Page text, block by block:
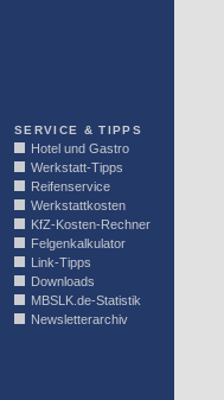
SERVICE & TIPPS
Hotel und Gastro
Werkstatt-Tipps
Reifenservice
Werkstattkosten
KfZ-Kosten-Rechner
Felgenkalkulator
Link-Tipps
Downloads
MBSLK.de-Statistik
Newsletterarchiv